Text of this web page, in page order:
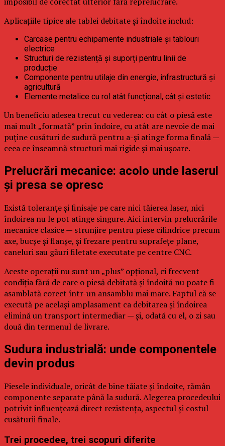
Aplicațiile tipice ale tablei debitate și îndoite includ:
Carcase pentru echipamente industriale și tablouri
electrice
Structuri de rezistență și suporți pentru linii de
producție
Componente pentru utilaje din energie, infrastructură și
agricultură
Elemente metalice cu rol atât funcțional, cât și estetic
Un beneficiu adesea trecut cu vederea: cu cât o piesă este
mai mult „formată” prin îndoire, cu atât are nevoie de mai
puține cusături de sudură pentru a-și atinge forma finală —
ceea ce înseamnă structuri mai rigide și mai ușoare.
Prelucrări mecanice: acolo unde laserul
și presa se opresc
Există toleranțe și finisaje pe care nici tăierea laser, nici
îndoirea nu le pot atinge singure. Aici intervin prelucrările
mecanice clasice — strunjire pentru piese cilindrice precum
axe, bucșe și flanșe, și frezare pentru suprafețe plane,
caneluri sau găuri filetate executate pe centre CNC.
Aceste operații nu sunt un „plus” opțional, ci frecvent
condiția fără de care o piesă debitată și îndoită nu poate fi
asamblată corect într-un ansamblu mai mare. Faptul că se
execută pe același amplasament ca debitarea și îndoirea
elimină un transport intermediar — și, odată cu el, o zi sau
două din termenul de livrare.
Sudura industrială: unde componentele
devin produs
Piesele individuale, oricât de bine tăiate și îndoite, rămân
componente separate până la sudură. Alegerea procedeului
potrivit influențează direct rezistența, aspectul și costul
cusăturii finale.
Trei procedee, trei scopuri diferite